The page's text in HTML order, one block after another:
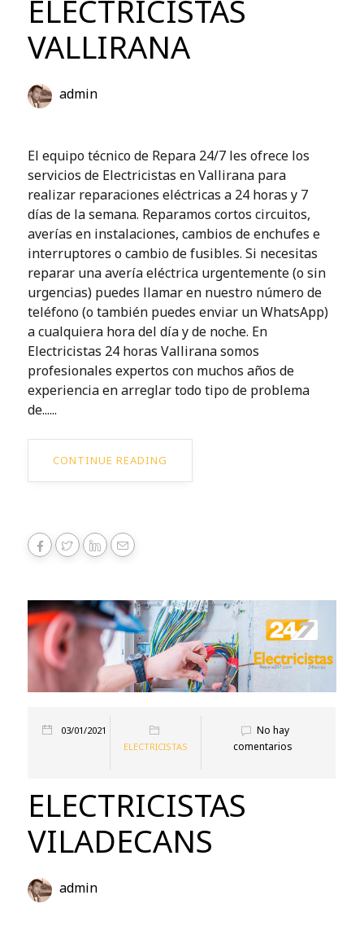
ELECTRICISTAS
VALLIRANA
admin
El equipo técnico de Repara 24/7 les ofrece los
servicios de Electricistas en Vallirana para
realizar reparaciones eléctricas a 24 horas y 7
días de la semana. Reparamos cortos circuitos,
averías en instalaciones, cambios de enchufes e
interruptores o cambio de fusibles. Si necesitas
reparar una avería eléctrica urgentemente (o sin
urgencias) puedes llamar en nuestro número de
teléfono (o también puedes enviar un WhatsApp)
a cualquiera hora del día y de noche. En
Electricistas 24 horas Vallirana somos
profesionales expertos con muchos años de
experiencia en arreglar todo tipo de problema
de......
CONTINUE READING
03/01/2021
ELECTRICISTAS
No hay
comentarios
ELECTRICISTAS
VILADECANS
admin